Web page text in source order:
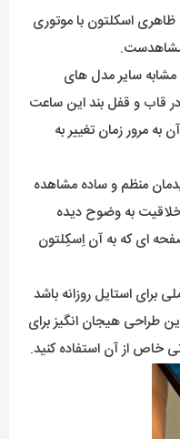
اسکلتون با موتوری
مشابه سایر مدل های
قاب و قفل بند این ساعت
مرور زمان تغییر به
منظم و ساده مشاهده
به وضوح دیده
ای که به آن اِسکِلتون
استایل روزانه باشد
طراحی هیجان انگیز برای
خاص از آن استفاده کنید.